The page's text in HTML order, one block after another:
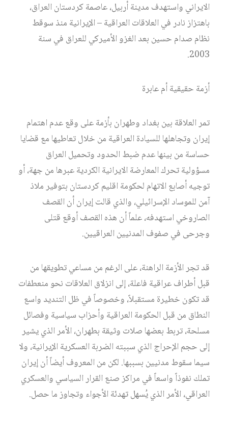
الايراني واستهدف مدينة أربيل، عاصمة كردستان العراق،
باهتزاز نادر في العلاقات العراقية – الإيرانية منذ سوقط
نظام صدام حسين بعد الغزو الأميركي للعراق في سنة
2003.
أزمة حقيقية أم عابرة
تمر العلاقة بين بغداد وطهران بأزمة على وقع عدم اهتمام
إيران وتجاهلها للسيادة العراقية من خلال تعاطيها مع قضايا
حساسة من بينها عدم ضبط الحدود وتحميل العراق
مسؤولية تحرك المعارضة الايرانية الكردية عبرها من جهة، أو
توجيه أصابع الاتهام لحكومة اقليم كردستان بتوفير ملاذ
آمن للموساد الإسرائيلي، والذي قالت إيران أن القصف
الصاروخي استهدفه، علماً أن هذه القصف أوقع قتلى
وجرحى في صفوف المدنيين العراقيين.
قد تجر الأزمة الراهنة، على الرغم من مساعي تطويقها من
قبل أطراف عراقية فاعلة، إلى انزلاق العلاقات نحو منعطفات
قد تكون خطيرة مستقبلاً، وخصوصاً في ظل التنديد واسع
النطاق من قبل الحكومة العراقية وأحزاب سياسية وفصائل
مسلحة، تربط بعضها صلات وثيقة بطهران، الأمر الذي يشير
إلى حجم الإحراج الذي سببته الضربة العسكرية الإيرانية، ولا
سيما سقوط مدنيين بسببها. لكن من المعروف أيضاً أن إيران
تملك نفوذاً واسعاً في مراكز صنع القرار السياسي والعسكري
العراقي، الأمر الذي يُسهل تهدئة الأجواء وتجاوز ما حصل.